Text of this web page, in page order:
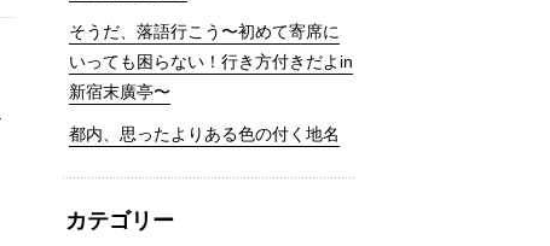
そうだ、落語行こう〜初めて寄席に
いっても困らない！行き方付きだよin
新宿末廣亭〜
都内、思ったよりある色の付く地名
カテゴリー